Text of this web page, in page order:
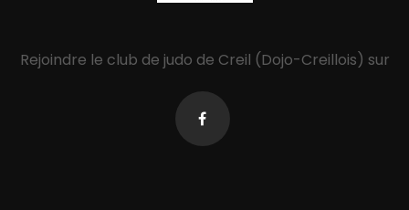
Rejoindre le club de judo de Creil (Dojo-Creillois) sur